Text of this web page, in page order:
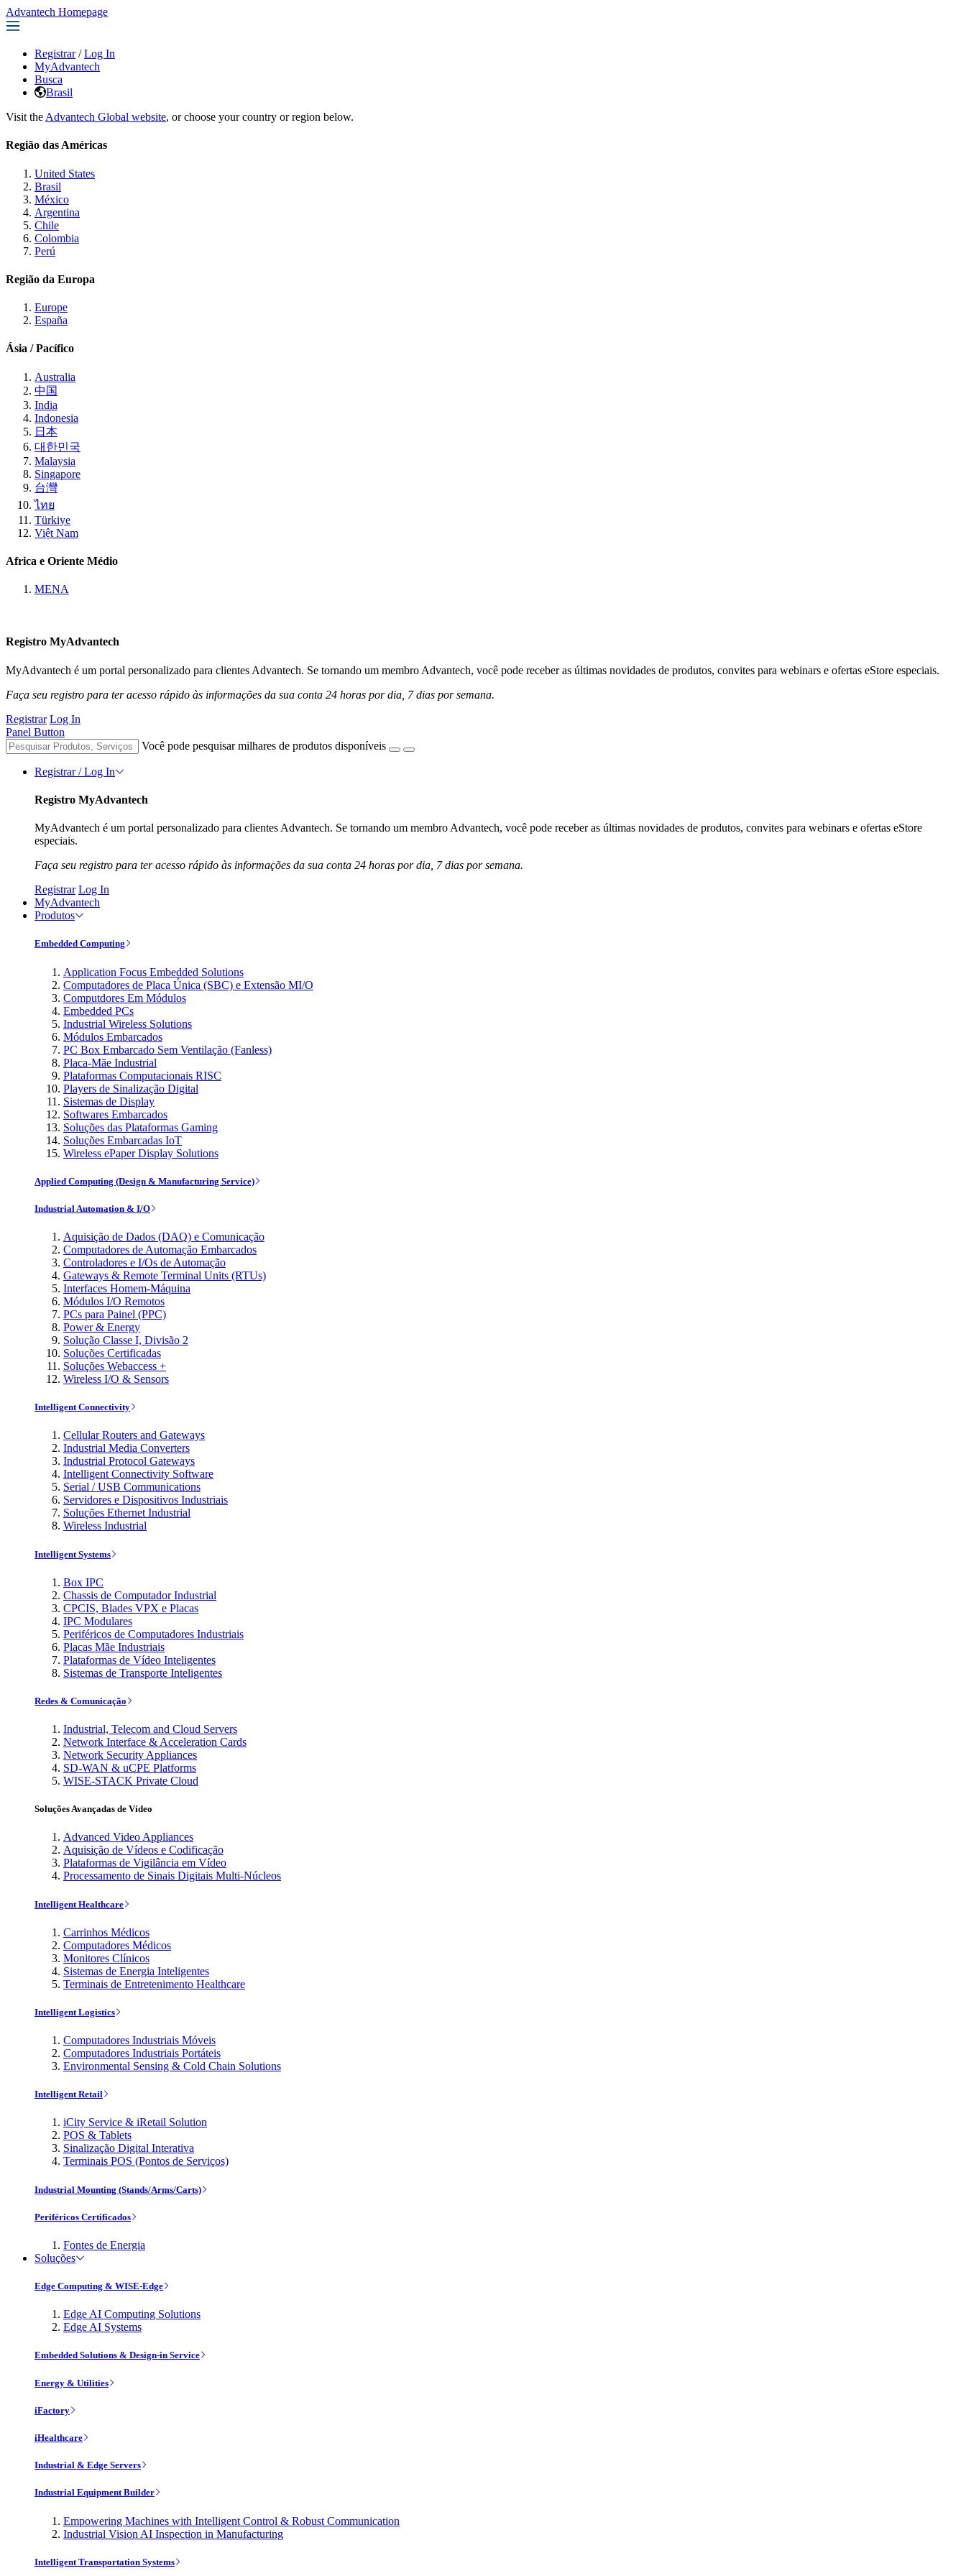
Advantech Homepage
Registrar / Log In
MyAdvantech
Busca
Brasil
Visit the Advantech Global website, or choose your country or region below.
Região das Américas
United States
Brasil
México
Argentina
Chile
Colombia
Perú
Região da Europa
Europe
España
Ásia / Pacífico
Australia
中国
India
Indonesia
日本
대한민국
Malaysia
Singapore
台灣
ไทย
Türkiye
Việt Nam
Africa e Oriente Médio
MENA
Registro MyAdvantech
MyAdvantech é um portal personalizado para clientes Advantech. Se tornando um membro Advantech, você pode receber as últimas novidades de produtos, convites para webinars e ofertas eStore especiais.
Faça seu registro para ter acesso rápido às informações da sua conta 24 horas por dia, 7 dias por semana.
Registrar Log In
Panel Button
Você pode pesquisar milhares de produtos disponíveis
Registrar / Log In
Registro MyAdvantech
MyAdvantech é um portal personalizado para clientes Advantech. Se tornando um membro Advantech, você pode receber as últimas novidades de produtos, convites para webinars e ofertas eStore
especiais.
Faça seu registro para ter acesso rápido às informações da sua conta 24 horas por dia, 7 dias por semana.
Registrar Log In
MyAdvantech
Produtos
Embedded Computing
Application Focus Embedded Solutions
Computadores de Placa Única (SBC) e Extensão MI/O
Computdores Em Módulos
Embedded PCs
Industrial Wireless Solutions
Módulos Embarcados
PC Box Embarcado Sem Ventilação (Fanless)
Placa-Mãe Industrial
Plataformas Computacionais RISC
Players de Sinalização Digital
Sistemas de Display
Softwares Embarcados
Soluções das Plataformas Gaming
Soluções Embarcadas IoT
Wireless ePaper Display Solutions
Applied Computing (Design & Manufacturing Service)
Industrial Automation & I/O
Aquisição de Dados (DAQ) e Comunicação
Computadores de Automação Embarcados
Controladores e I/Os de Automação
Gateways & Remote Terminal Units (RTUs)
Interfaces Homem-Máquina
Módulos I/O Remotos
PCs para Painel (PPC)
Power & Energy
Solução Classe I, Divisão 2
Soluções Certificadas
Soluções Webaccess +
Wireless I/O & Sensors
Intelligent Connectivity
Cellular Routers and Gateways
Industrial Media Converters
Industrial Protocol Gateways
Intelligent Connectivity Software
Serial / USB Communications
Servidores e Dispositivos Industriais
Soluções Ethernet Industrial
Wireless Industrial
Intelligent Systems
Box IPC
Chassis de Computador Industrial
CPCIS, Blades VPX e Placas
IPC Modulares
Periféricos de Computadores Industriais
Placas Mãe Industriais
Plataformas de Vídeo Inteligentes
Sistemas de Transporte Inteligentes
Redes & Comunicação
Industrial, Telecom and Cloud Servers
Network Interface & Acceleration Cards
Network Security Appliances
SD-WAN & uCPE Platforms
WISE-STACK Private Cloud
Soluções Avançadas de Vídeo
Advanced Video Appliances
Aquisição de Vídeos e Codificação
Plataformas de Vigilância em Vídeo
Processamento de Sinais Digitais Multi-Núcleos
Intelligent Healthcare
Carrinhos Médicos
Computadores Médicos
Monitores Clínicos
Sistemas de Energia Inteligentes
Terminais de Entretenimento Healthcare
Intelligent Logistics
Computadores Industriais Móveis
Computadores Industriais Portáteis
Environmental Sensing & Cold Chain Solutions
Intelligent Retail
iCity Service & iRetail Solution
POS & Tablets
Sinalização Digital Interativa
Terminais POS (Pontos de Serviços)
Industrial Mounting (Stands/Arms/Carts)
Periféricos Certificados
Fontes de Energia
Soluções
Edge Computing & WISE-Edge
Edge AI Computing Solutions
Edge AI Systems
Embedded Solutions & Design-in Service
Energy & Utilities
iFactory
iHealthcare
Industrial & Edge Servers
Industrial Equipment Builder
Empowering Machines with Intelligent Control & Robust Communication
Industrial Vision AI Inspection in Manufacturing
Intelligent Transportation Systems